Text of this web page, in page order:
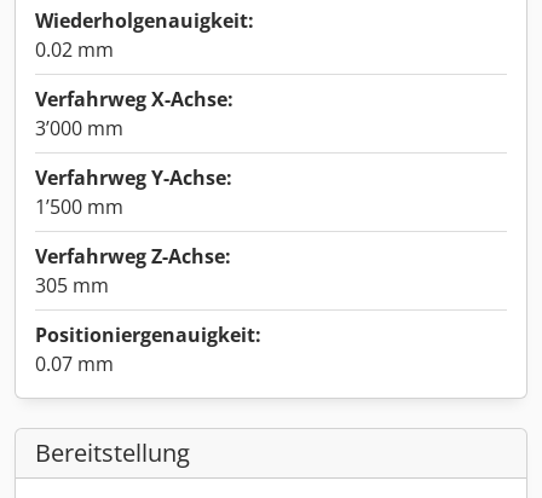
Wiederholgenauigkeit:
0.02 mm
Verfahrweg X-Achse:
3’000 mm
Verfahrweg Y-Achse:
1’500 mm
Verfahrweg Z-Achse:
305 mm
Positioniergenauigkeit:
0.07 mm
Bereitstellung